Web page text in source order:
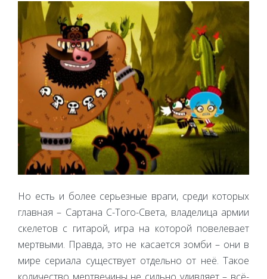
Но есть и более серьезные враги, среди которых
главная – Сартана С-Того-Света, владелица армии
скелетов с гитарой, игра на которой повелевает
мертвыми. Правда, это не касается зомби – они в
мире сериала существует отдельно от неё. Такое